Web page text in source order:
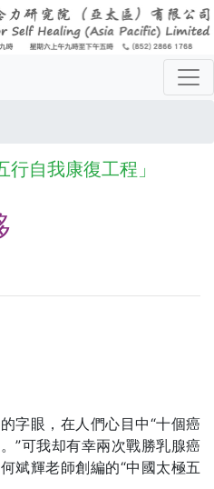
自我康復工程」
字眼，在人們心目中“十個癌
”可我却有幸兩次戰勝乳腺癌
斌輝老師創編的“中國太極五